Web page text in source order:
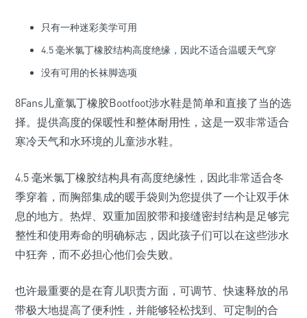
只有一种迷彩美学可用
4.5 毫米氯丁橡胶结构高度绝缘，因此不适合温暖天气穿
没有可用的长袜脚选项
8Fans儿童氯丁橡胶Bootfoot涉水鞋是简单和直接了当的选
择。提供高度的保暖性和整体耐用性，这是一双非常适合
寒冷天气和水环境的儿童涉水鞋。
4.5 毫米氯丁橡胶结构具有高度绝缘性，因此非常适合冬
季穿着，而胸部集成的暖手袋则为您提供了一个让双手休
息的地方。热焊、双重加固胶带和接缝密封结构是足够完
整性和使用寿命的明确标志，因此孩子们可以在这些涉水
中狂奔，而不必担心他们会失败。
也许最重要的是在育儿职责方面，可调节、快速释放的吊
带极大地提高了便利性，并能够轻松找到、可定制的合